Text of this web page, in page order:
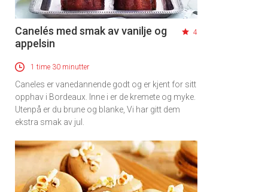
Canelés med smak av vanilje og
appelsin
4
1 time 30 minutter
Caneles er vanedannende godt og er kjent for sitt
opphav i Bordeaux. Inne i er de kremete og myke.
Utenpå er du brune og blanke, Vi har gitt dem
ekstra smak av jul.